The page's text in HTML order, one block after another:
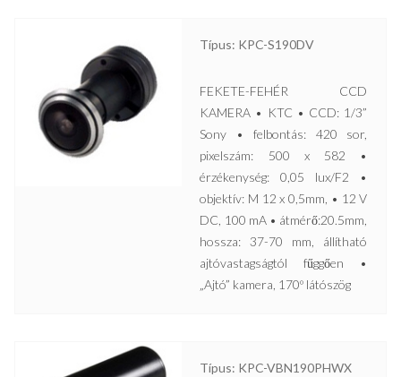
Típus: KPC-S190DV
FEKETE-FEHÉR CCD
KAMERA • KTC • CCD: 1/3”
Sony • felbontás: 420 sor,
pixelszám: 500 x 582 •
érzékenység: 0,05 lux/F2 •
objektív: M 12 x 0,5mm, • 12 V
DC, 100 mA • átmérő:20.5mm,
hossza: 37-70 mm, állítható
ajtóvastagságtól fűggően •
„Ajtó” kamera, 170º látószög
Típus: KPC-VBN190PHWX